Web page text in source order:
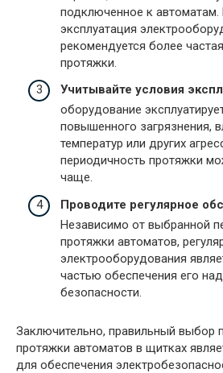
подключенное к автоматам.
эксплуатация
рекомендуется более
протяжки.
Учитывайте условия
оборудование
повышенного загрязнения,
температур или других
периодичность протяжки
чаще.
Проводите регулярное
Независимо от выбранной
протяжки автоматов,
электрооборудования
частью обеспечения его
безопасности.
Заключительно, правильный выбор
протяжки автоматов в щитках
для обеспечения